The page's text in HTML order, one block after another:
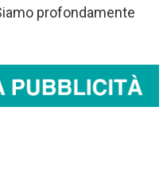
profondamente